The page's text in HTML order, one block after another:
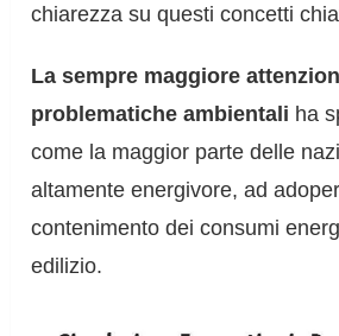
chiarezza su questi concetti
La sempre maggiore
problematiche ambientali ha
come la maggior parte delle
altamente energivore, ad
contenimento dei consumi
edilizio.